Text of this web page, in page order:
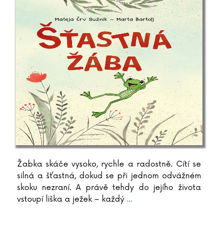
Žabka skáče vysoko, rychle a radostně. Cítí se
silná a šťastná, dokud se při jednom odvážném
skoku nezraní. A právě tehdy do jejího života
vstoupí liška a ježek – každý ...